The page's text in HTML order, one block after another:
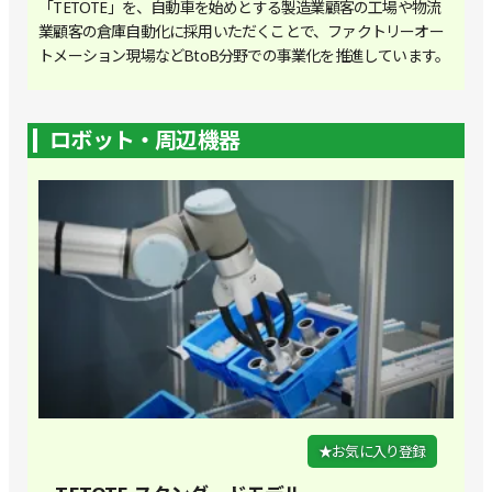
「TETOTE」を、自動車を始めとする製造業顧客の工場や物流
業顧客の倉庫自動化に採用いただくことで、ファクトリーオー
トメーション現場などBtoB分野での事業化を推進しています。
ロボット・周辺機器
★お気に入り登録